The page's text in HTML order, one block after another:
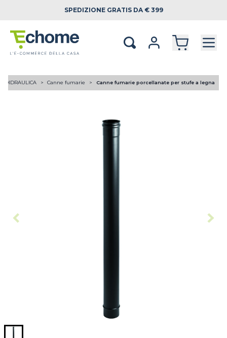
SPEDIZIONE GRATIS DA € 399
Canne fumarie Canne fumarie porcellanate per stufe a legna